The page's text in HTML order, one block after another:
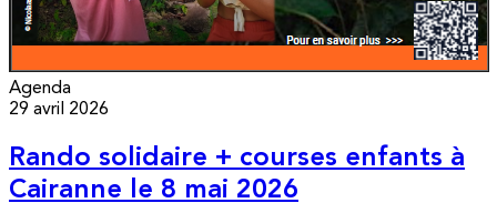
Agenda
29 avril 2026
Rando solidaire + courses enfants à
Cairanne le 8 mai 2026